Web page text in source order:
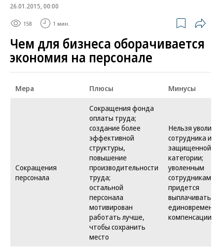
26.01.2015, 00:00
158 1 мин.
Чем для бизнеса оборачивается
экономия на персонале
Мера Плюсы Минусы
Сокращения
персонала
Сокращения фонда
оплаты труда;
создание более
эффективной
структуры,
повышение
производительности
труда;
остальной
персонала
мотивирован
работать лучше,
чтобы сохранить
место
Нельзя уволить
сотрудника из
защищенной
категории;
уволенным
сотрудникам
придется
выплачивать
компенсации